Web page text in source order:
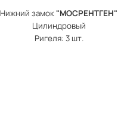
Нижний замок"МОСРЕНТГЕН"
Цилиндровый
Ригеля: 3 шт.